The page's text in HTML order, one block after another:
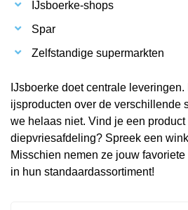
IJsboerke-shops
Spar
Zelfstandige supermarkten
IJsboerke doet centrale
ijsproducten over de verschillende
we helaas niet. Vind je een
diepvriesafdeling? Spreek een
Misschien nemen ze jouw
in hun standaardassortiment!